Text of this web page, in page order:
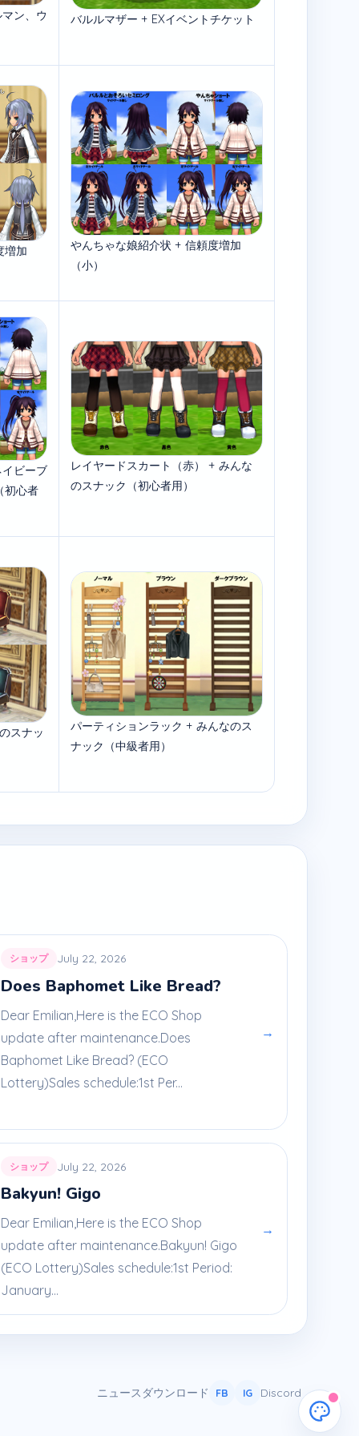
ン、ウ バルルマザー + EXイベントチケット
増加
やんちゃな娘紹介状 + 信頼度増加
（小）
ビーブ
初心者
レイヤードスカート（赤） + みんな
のスナック（初心者用）
スナッ
パーティションラック + みんなのス
ナック（中級者用）
ショップ July 22, 2026
Does Baphomet Like Bread?
Dear Emilian,Here is the ECO Shop
update after maintenance.Does
Baphomet Like Bread? (ECO
Lottery)Sales schedule:1st Per...
→
ショップ July 22, 2026
Bakyun! Gigo
Dear Emilian,Here is the ECO Shop
update after maintenance.Bakyun! Gigo
(ECO Lottery)Sales schedule:1st Period:
January...
→
ニュース ダウンロード FB IG Discord